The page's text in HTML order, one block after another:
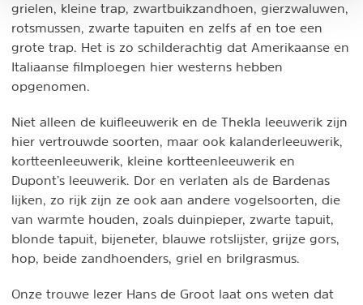
grielen, kleine trap, zwartbuikzandhoen, gierzwaluwen,
rotsmussen, zwarte tapuiten en zelfs af en toe een
grote trap. Het is zo schilderachtig dat Amerikaanse en
Italiaanse filmploegen hier westerns hebben
opgenomen.
Niet alleen de kuifleeuwerik en de Thekla leeuwerik zijn
hier vertrouwde soorten, maar ook kalanderleeuwerik,
kortteenleeuwerik, kleine kortteenleeuwerik en
Dupont’s leeuwerik. Dor en verlaten als de Bardenas
lijken, zo rijk zijn ze ook aan andere vogelsoorten, die
van warmte houden, zoals duinpieper, zwarte tapuit,
blonde tapuit, bijeneter, blauwe rotslijster, grijze gors,
hop, beide zandhoenders, griel en brilgrasmus.
Onze trouwe lezer Hans de Groot laat ons weten dat